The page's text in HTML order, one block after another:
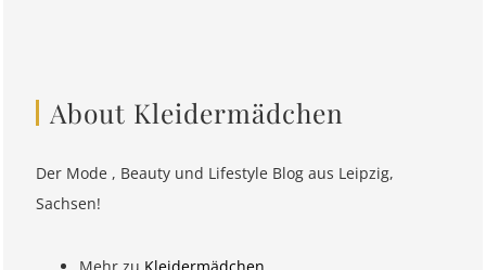
About Kleidermädchen
Der Mode , Beauty und Lifestyle Blog aus Leipzig,
Sachsen!